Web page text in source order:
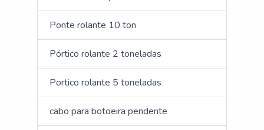
Ponte rolante 10 ton
Pórtico rolante 2 toneladas
Portico rolante 5 toneladas
cabo para botoeira pendente